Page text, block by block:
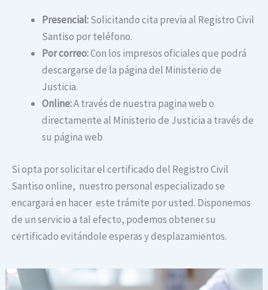
Presencial:Solicitando cita previa al Registro Civil
Santiso por teléfono.
Por correo:Con los impresos oficiales que podrá
descargarse de la página del Ministerio de
Justicia.
Online:A través de nuestra pagina web o
directamente al Ministerio de Justicia a través de
su página web
Si opta por solicitar el certificado del Registro Civil
Santiso online, nuestro personal especializado se
encargará en hacer este trámite por usted. Disponemos
de un servicio a tal efecto, podemos obtener su
certificado evitándole esperas y desplazamientos.